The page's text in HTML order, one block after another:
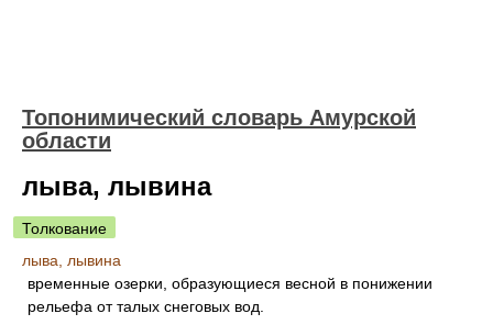
Топонимический словарь Амурской
области
лыва, лывина
Толкование
лыва, лывина
временные озерки, образующиеся весной в понижении
рельефа от талых снеговых вод.